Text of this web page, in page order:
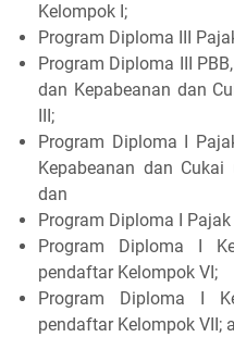
Kelompok I;
Program Diploma III
Program Diploma III
dan Kepabeanan dan
III;
Program Diploma I
Kepabeanan dan
dan
Program Diploma I
Program Diploma I
pendaftar Kelompok VI;
Program Diploma I
pendaftar Kelompok VII;